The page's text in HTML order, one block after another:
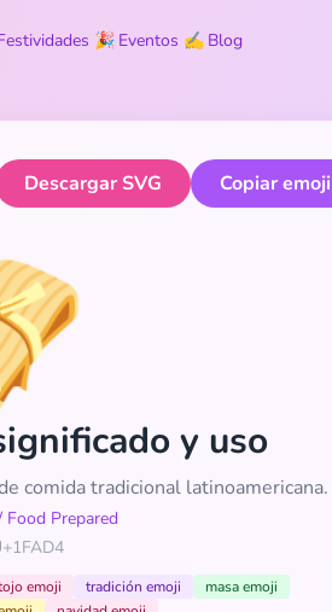
🎉 Eventos ✍️ Blog
Descargar SVG Copiar emoji
y uso
comida tradicional latinoamericana.
Food Prepared
emoji tradición emoji
masa emoji